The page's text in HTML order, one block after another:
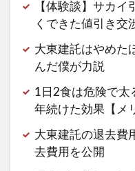
【体験談】サカ
くできた値引き交
大東建託はやめた
んだ僕が力説
1日2食は危険で太
年続けた効果【メ
大東建託の退去費
去費用を公開